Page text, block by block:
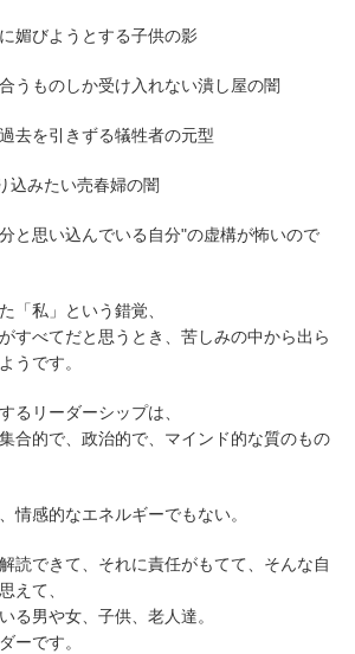
媚びようとする子供の影
うものしか受け入れない潰し屋の闇
去を引きずる犠牲者の元型
込みたい売春婦の闇
と思い込んでいる自分"の虚構が怖いので
「私」という錯覚、
すべてだと思うとき、苦しみの中から出ら
うです。
るリーダーシップは、
合的で、政治的で、マインド的な質のもの
情感的なエネルギーでもない。
読できて、それに責任がもてて、そんな自
えて、
る男や女、子供、老人達。
ーです。